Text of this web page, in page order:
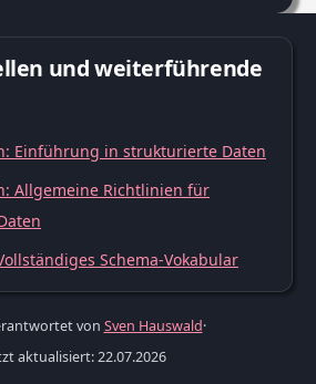
und weiterführende
Einführung in strukturierte Daten
Allgemeine Richtlinien für
Schema-Vokabular
von Sven Hauswald·
aktualisiert: 22.07.2026